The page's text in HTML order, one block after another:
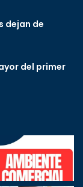
dejan de
del primer